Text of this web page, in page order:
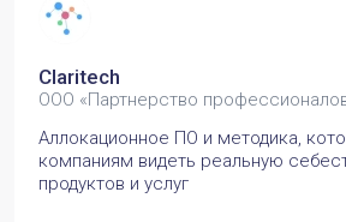
Claritech
ООО «Партнерство
Аллокационное ПО и методика,
компаниям видеть реальную
продуктов и услуг